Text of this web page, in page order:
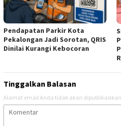
Pendapatan Parkir Kota
Pekalongan Jadi Sorotan, QRIS
Dinilai Kurangi Kebocoran
Tinggalkan Balasan
Alamat email Anda tidak akan